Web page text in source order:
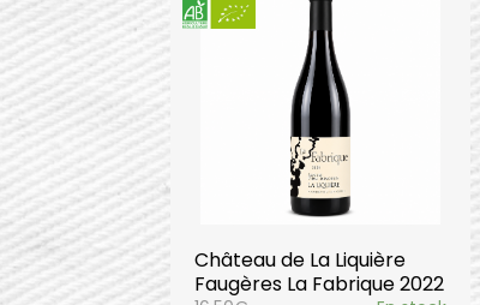
Château de La Liquière
Faugères La Fabrique 2022